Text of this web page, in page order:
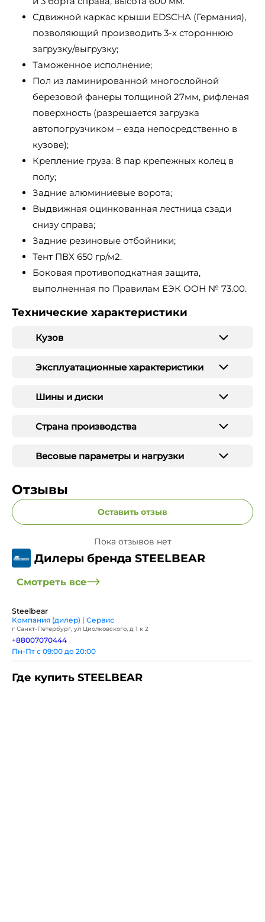
Сдвижной каркас крыши EDSCHA (Германия),
позволяющий производить 3-х стороннюю
загрузку/выгрузку;
Таможенное исполнение;
Пол из ламинированной многослойной
березовой фанеры толщиной 27мм, рифленая
поверхность (разрешается загрузка
автопогрузчиком – езда непосредственно в
кузове);
Крепление груза: 8 пар крепежных колец в
полу;
Задние алюминиевые ворота;
Выдвижная оцинкованная лестница сзади
снизу справа;
Задние резиновые отбойники;
Тент ПВХ 650 гр/м2.
Боковая противоподкатная защита,
выполненная по Правилам ЕЭК ООН № 73.00.
Технические характеристики
Кузов
Эксплуатационные характеристики
Шины и диски
Страна производства
Весовые параметры и нагрузки
Отзывы
Оставить отзыв
Пока отзывов нет
Дилеры бренда STEELBEAR
Смотреть все
Steelbear
Компания (дилер) | Сервис
г Санкт-Петербург, ул Циолковского, д 1 к 2
+88007070444
Пн-Пт с 09:00 до 20:00
Где купить STEELBEAR